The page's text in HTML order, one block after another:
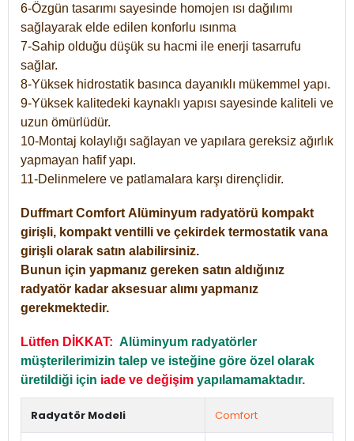
6-Özgün tasarımı sayesinde homojen ısı dağılımı
sağlayarak elde edilen konforlu ısınma
7-Sahip olduğu düşük su hacmi ile enerji tasarrufu
sağlar.
8-Yüksek hidrostatik basınca dayanıklı mükemmel yapı.
9-Yüksek kalitedeki kaynaklı yapısı sayesinde kaliteli ve
uzun ömürlüdür.
10-Montaj kolaylığı sağlayan ve yapılara gereksiz ağırlık
yapmayan hafif yapı.
11-Delinmelere ve patlamalara karşı dirençlidir.
Duffmart Comfort Alüminyum radyatörü kompakt
girişli, kompakt ventilli ve çekirdek termostatik vana
girişli olarak satın alabilirsiniz.
Bunun için yapmanız gereken satın aldığınız
radyatör kadar aksesuar alımı yapmanız
gerekmektedir.
Lütfen DİKKAT: Alüminyum radyatörler
müşterilerimizin talep ve isteğine göre özel olarak
üretildiği için iade ve değişim yapılamamaktadır.
Radyatör Modeli Comfort